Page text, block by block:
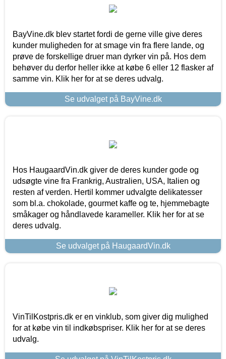
BayVine.dk blev startet fordi de gerne ville give deres
kunder muligheden for at smage vin fra flere lande, og
prøve de forskellige druer man dyrker vin på. Hos dem
behøver du derfor heller ikke at købe 6 eller 12 flasker af
samme vin. Klik her for at se deres udvalg.
Se udvalget på BayVine.dk
Hos HaugaardVin.dk giver de deres kunder gode og
udsøgte vine fra Frankrig, Australien, USA, Italien og
resten af verden. Hertil kommer udvalgte delikatesser
som bl.a. chokolade, gourmet kaffe og te, hjemmebagte
småkager og håndlavede karameller. Klik her for at se
deres udvalg.
Se udvalget på HaugaardVin.dk
VinTilKostpris.dk er en vinklub, som giver dig mulighed
for at købe vin til indkøbspriser. Klik her for at se deres
udvalg.